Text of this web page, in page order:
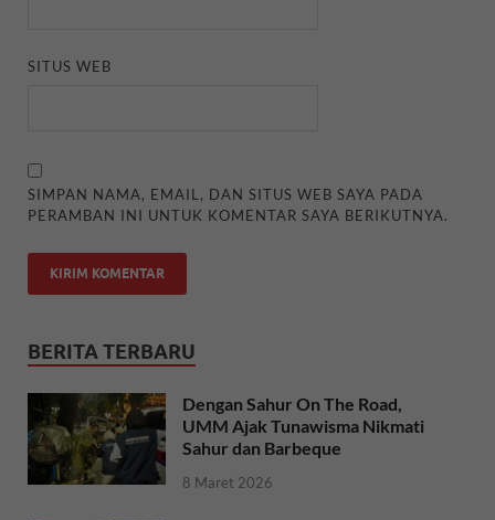
SITUS WEB
SIMPAN NAMA, EMAIL, DAN SITUS WEB SAYA PADA
PERAMBAN INI UNTUK KOMENTAR SAYA BERIKUTNYA.
BERITA TERBARU
Dengan Sahur On The Road,
UMM Ajak Tunawisma Nikmati
Sahur dan Barbeque
8 Maret 2026